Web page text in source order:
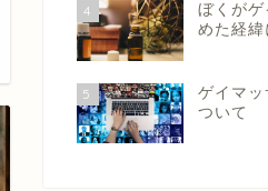
4
ぼくが
めた経緯
5
ゲイマッ
ついて